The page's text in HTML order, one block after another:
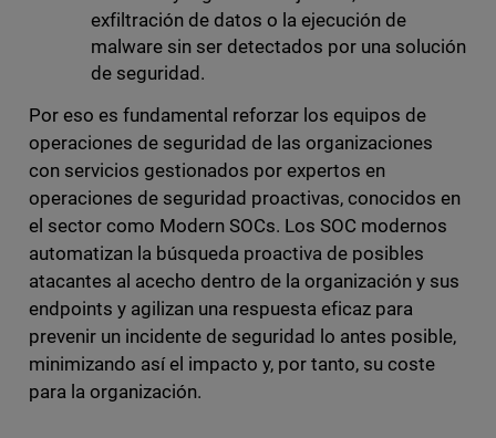
exfiltración de datos o la ejecución de
malware sin ser detectados por una solución
de seguridad.
Por eso es fundamental reforzar los equipos de
operaciones de seguridad de las organizaciones
con servicios gestionados por expertos en
operaciones de seguridad proactivas, conocidos en
el sector como Modern SOCs. Los SOC modernos
automatizan la búsqueda proactiva de posibles
atacantes al acecho dentro de la organización y sus
endpoints y agilizan una respuesta eficaz para
prevenir un incidente de seguridad lo antes posible,
minimizando así el impacto y, por tanto, su coste
para la organización.